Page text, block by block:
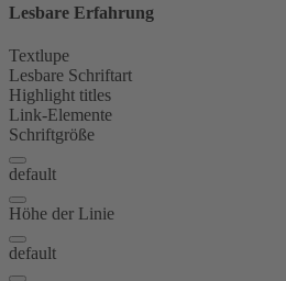
Lesbare Erfahrung
Textlupe
Lesbare Schriftart
Highlight titles
Link-Elemente
Schriftgröße
default
Höhe der Linie
default